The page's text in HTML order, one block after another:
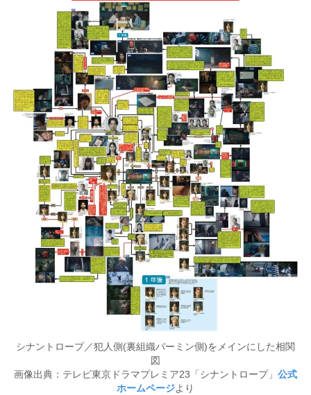
シナントロープ／犯人側(裏組織バーミン側)をメインにした相関
図
画像出典：テレビ東京ドラマプレミア23「シナントロープ」 公式
ホームページより